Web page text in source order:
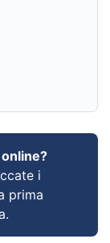
i
prima